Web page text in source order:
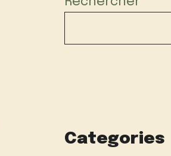
Categories